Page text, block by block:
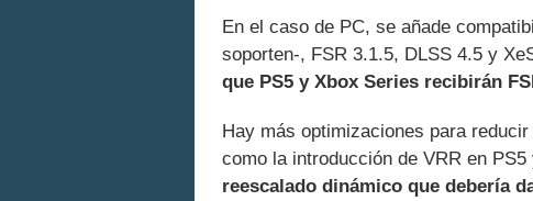
En el caso de PC, se añade
soporten-, FSR 3.1.5, DLSS 4.5 y
que PS5 y Xbox Series recibirán
Hay más optimizaciones para
como la introducción de VRR en
reescalado dinámico que debería